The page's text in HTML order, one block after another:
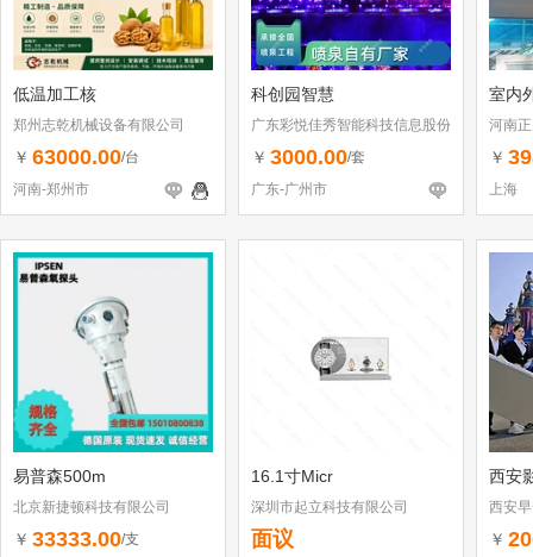
低温加工核
郑州志乾机械设备有限公司
￥ 63000.00/台
河南-郑州市
科创园智慧
广东彩悦佳秀智能科技信息股份
有限公司
￥ 3000.00/套
广东-广州市
室内
河南
￥
上海
易普森500m
北京新捷顿科技有限公司
￥ 33333.00/支
16.1寸Micr
深圳市起立科技有限公司
面议
西安
西安
￥